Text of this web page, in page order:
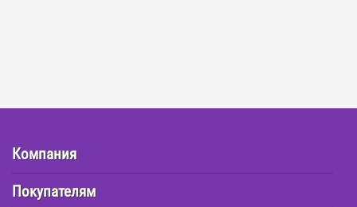
Компания
Покупателям